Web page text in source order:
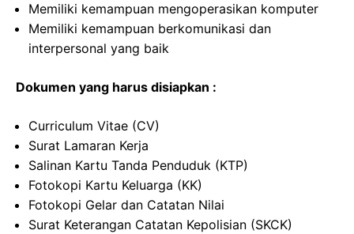
Memiliki kemampuan mengoperasikan komputer
Memiliki kemampuan berkomunikasi dan
interpersonal yang baik
Dokumen yang harus disiapkan :
Curriculum Vitae (CV)
Surat Lamaran Kerja
Salinan Kartu Tanda Penduduk (KTP)
Fotokopi Kartu Keluarga (KK)
Fotokopi Gelar dan Catatan Nilai
Surat Keterangan Catatan Kepolisian (SKCK)